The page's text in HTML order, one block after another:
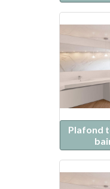
Plafond